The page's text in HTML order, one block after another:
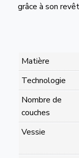
grâce à son
Matière
Technologie
Nombre de
couches
Vessie